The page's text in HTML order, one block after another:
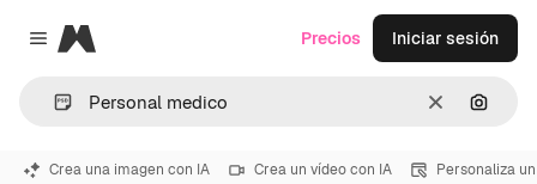
Close menu
Magnific
Borrar
Precios Iniciar sesión
Crea una imagen con IA Crea un vídeo con IA Personaliza